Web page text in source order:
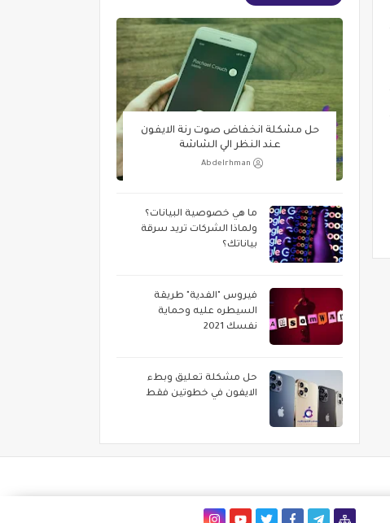
حل مشكلة انخفاض صوت رنة الايفون
عند النظر الي الشاشة
Abdelrhman
ما هي خصوصية البيانات؟
ولماذا الشركات تريد سرقة
بياناتك؟
فيروس "الفدية" طريقة
السيطره عليه وحماية
نفسك 2021
حل مشكلة تعليق وبطء
الايفون في خطوتين فقط